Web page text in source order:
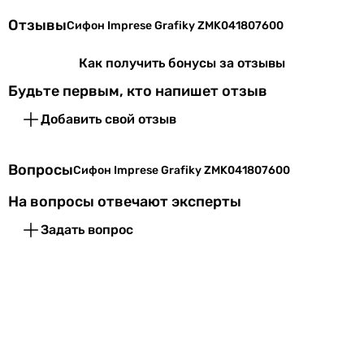
Форма классический
Материал латунь
Производство Чешская Республика
Коллекции Imprese GRAFIKY
Физические характеристики
Цвет черный
ОтзывыСифон Imprese Grafiky ZMK041807600
Как получить бонусы за отзывы
Будьте первым, кто напишет отзыв
Добавить свой отзыв
ВопросыСифон Imprese Grafiky ZMK041807600
На вопросы отвечают эксперты
Задать вопрос